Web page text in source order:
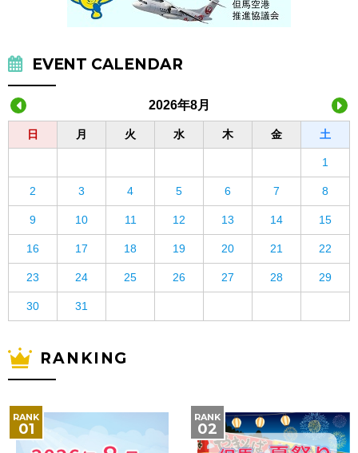
EVENT CALENDAR
2026年8月
日 月 火 水 木 金 土
1
2 3 4 5 6 7 8
9 10 11 12 13 14 15
16 17 18 19 20 21 22
23 24 25 26 27 28 29
30 31
RANKING